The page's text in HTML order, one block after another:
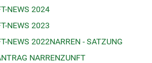
NEWS 2024
NEWS 2023
NEWS 2022NARREN - SATZUNG
NARRENZUNFT